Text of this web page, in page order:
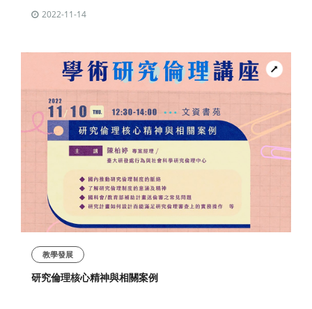
2022-11-14
教學發展
研究倫理核心精神與相關案例